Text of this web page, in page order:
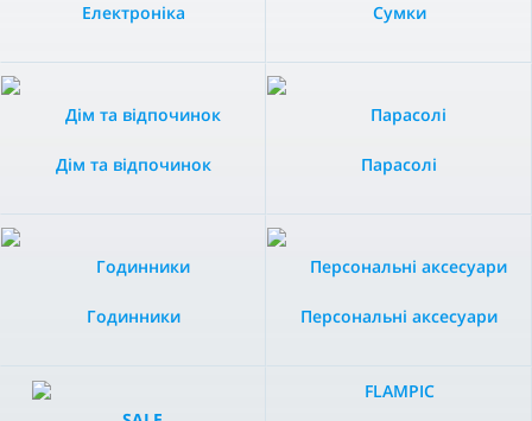
Електроніка Сумки
Дім та відпочинок Парасолі
Годинники Персональні аксесуари
FLAMPIC